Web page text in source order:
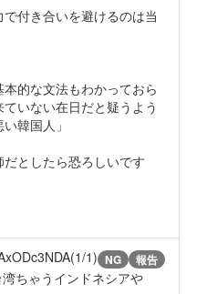
付き合いを避けるのは当
本的な文法もわかっておら
いない在日だと疑うよう
韓国人」
としたら恐ろしいです
1) NG 報告
ちゃうインドネシアや